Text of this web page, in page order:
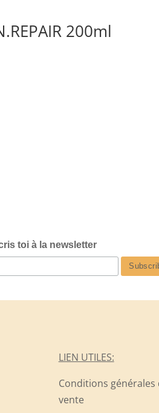
200ml
toi à la newsletter
LIEN UTILES:
Conditions générales
vente